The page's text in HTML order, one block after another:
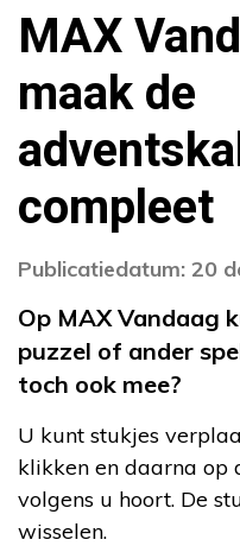
MAX
maak de
compleet
Publicatiedatum: 20
Op MAX Vandaag
puzzel of ander
toch ook mee?
U kunt stukjes
klikken en daarna
volgens u hoort. De
wisselen.